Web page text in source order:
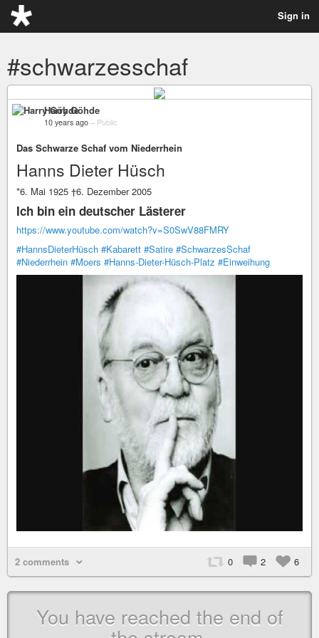
Sign in
#schwarzesschaf
Harry Göhde
10 years ago – Public
Das Schwarze Schaf vom Niederrhein
Hanns Dieter Hüsch
*6. Mai 1925 †6. Dezember 2005
Ich bin ein deutscher Lästerer
https://www.youtube.com/watch?v=S0SwV88FMRY
#HannsDieterHüsch #Kabarett #Satire #SchwarzesSchaf
#Niederrhein #Moers #Hanns-Dieter-Hüsch-Platz #Einweihung
2 comments 0 2 6
You have reached the end of